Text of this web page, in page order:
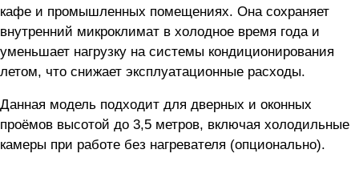
кафе и промышленных помещениях. Она сохраняет
внутренний микроклимат в холодное время года и
уменьшает нагрузку на системы кондиционирования
летом, что снижает эксплуатационные расходы.
Данная модель подходит для дверных и оконных
проёмов высотой до 3,5 метров, включая холодильные
камеры при работе без нагревателя (опционально).